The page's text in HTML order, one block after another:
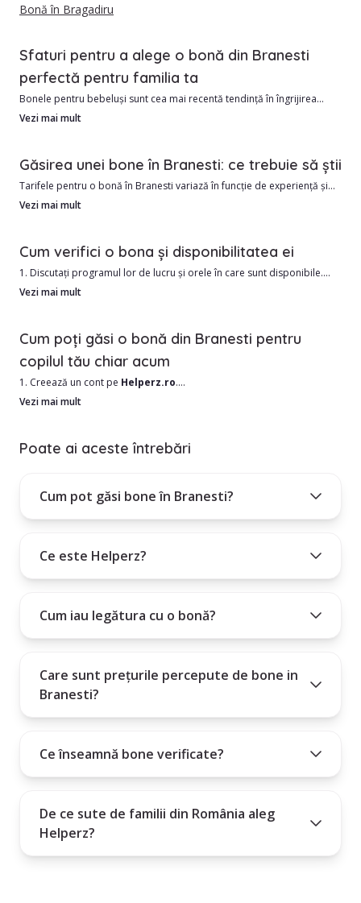
Bonă în Bragadiru
Sfaturi pentru a alege o bonă din Branesti
perfectă pentru familia ta
Bonele pentru bebeluși sunt cea mai recentă tendință în îngrijirea
copiilor.
În Branesti avem în momentul de față 28 bone verificate si calificate,
1. Costul este de obicei mai mic decât o grădiniță.
2. Îngrijire personalizată în funcție de nevoile copilului dumneavoastră
Vezi mai mult
Găsirea unei bone în Branesti: ce trebuie să știi
Tarifele pentru o bonă în Branesti variază în funcție de experiență și
program, pornind de la aproximativ 56.04 RON/oră. În zonele
Angajarea unei babysitter este un angajament mare și este important
să știi dacă persoana pe care o angajezi este potrivită pentru familia
Vezi mai mult
Cum verifici o bona și disponibilitatea ei
1. Discutați programul lor de lucru și orele în care sunt disponibile.
2. Solicitați referințe de la alte familii.
4. Obțineți un examen medical sau întrebați dacă au vaccinuri curente.
Vezi mai mult
Cum poți găsi o bonă din Branesti pentru
copilul tău chiar acum
1. Creează un cont pe Helperz.ro.
2. Selectează orașul Branesti și alte date utile, precum zona în care
3. Treci prin lista de bone din Branesti și alege în funcție de nevoile
pe nevoile tale.
Plătești un abonament lunar, trimestrial sau anual.
Vezi mai mult
Poate ai aceste întrebări
Cum pot găsi bone în Branesti?
Ce este Helperz?
Cum iau legătura cu o bonă?
Care sunt prețurile percepute de bone in
Branesti?
Ce înseamnă bone verificate?
De ce sute de familii din România aleg
Helperz?